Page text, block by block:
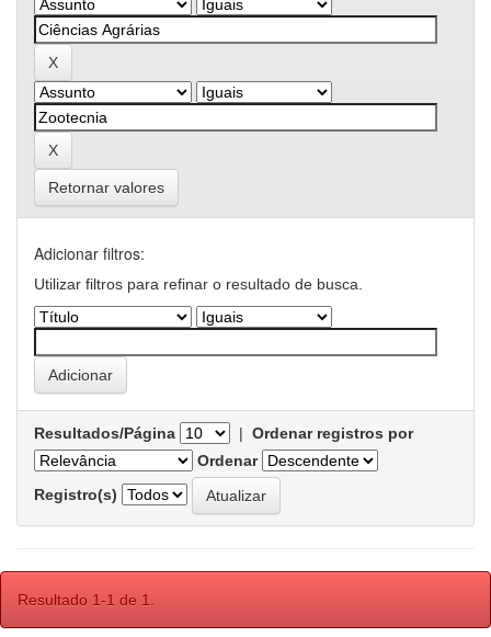
Retornar valores
Adicionar filtros:
Utilizar filtros para refinar o resultado de busca.
Resultados/Página | Ordenar registros por
Ordenar
Registro(s)
Resultado 1-1 de 1.